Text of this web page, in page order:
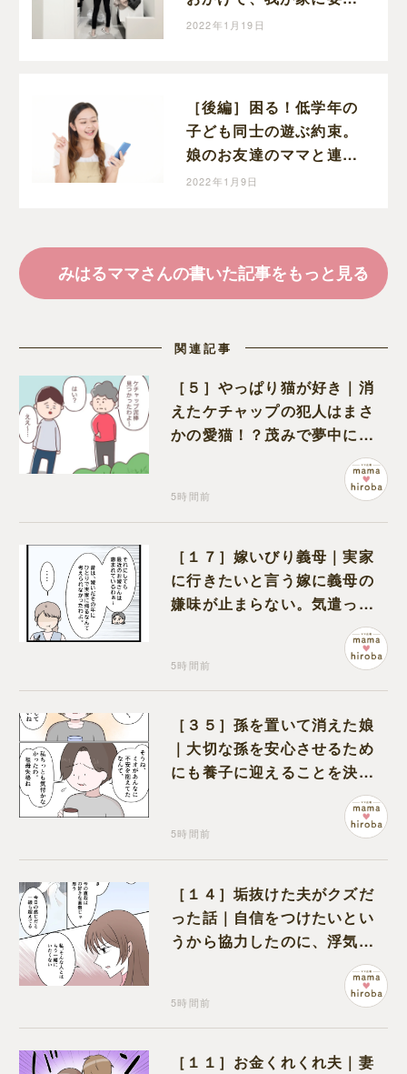
ないモノが増えてい
2022年1月19日
［後編］困る！低学年の
子ども同士の遊ぶ約束。
娘のお友達のママと連絡
先の交換ができました！
2022年1月9日
みはるママさんの書いた記事をもっと見る
関連記事
［５］やっぱり猫が好き｜消
えたケチャップの犯人はまさ
かの愛猫！？茂みで夢中にな
5時間前
［１７］嫁いびり義母｜実家
に行きたいと言う嫁に義母の
嫌味が止まらない。気遣って
5時間前
［３５］孫を置いて消えた娘
｜大切な孫を安心させるため
にも養子に迎えることを決心
5時間前
［１４］垢抜けた夫がクズだ
った話｜自信をつけたいとい
うから協力したのに、浮気と
5時間前
［１１］お金くれくれ夫｜妻